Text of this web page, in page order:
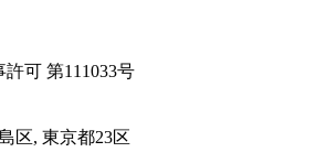
可 第111033号
区, 東京都23区